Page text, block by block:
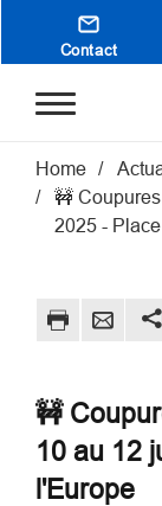
Aller au contenu
Contact
Fil d'Ariane
Home
🚧
2025 -
🚧
10 au 12
l'Europe